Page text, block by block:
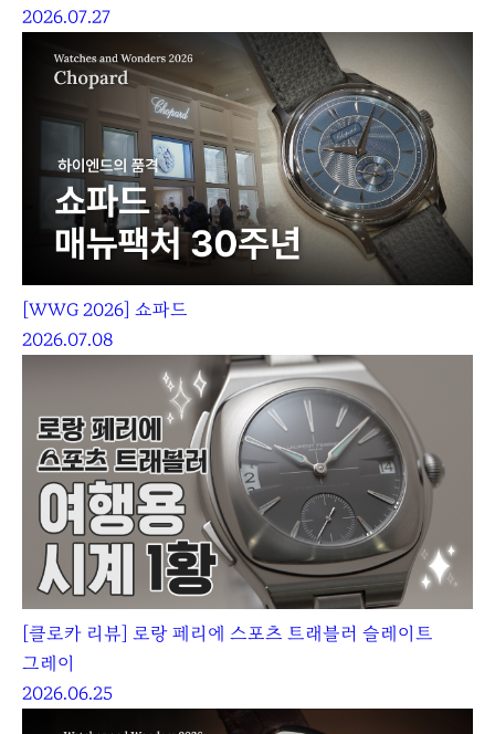
2026.07.27
[WWG 2026] 쇼파드
2026.07.08
[클로카 리뷰] 로랑 페리에 스포츠 트래블러 슬레이트
그레이
2026.06.25